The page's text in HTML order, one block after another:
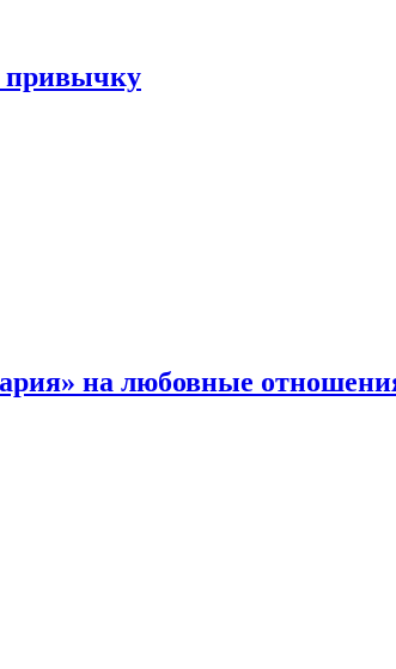
привычку
на любовные